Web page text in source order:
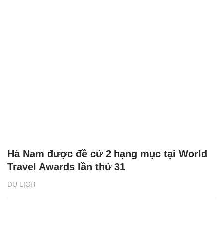
DU LỊCH
Hà Nam được đề cử 2 hạng mục tại World
Travel Awards lần thứ 31